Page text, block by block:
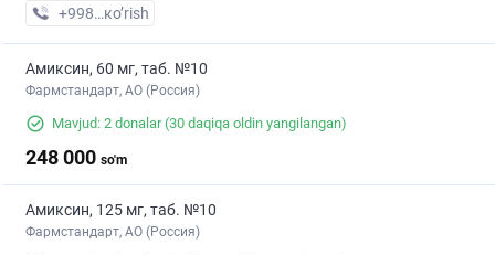
+998 (65) XXX-XX-XX
кo’rish
Амиксин, 60 мг, таб. №10
Фармстандарт, АО (Россия)
Mavjud: 2 donalar(30 daqiqa oldin yangilangan)
248 000 so'm
Амиксин, 125 мг, таб. №10
Фармстандарт, АО (Россия)